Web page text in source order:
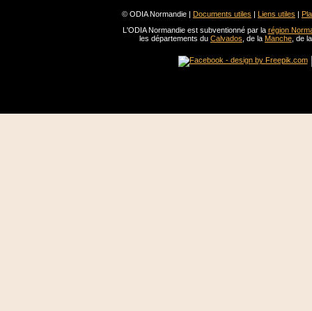
© ODIA Normandie | Documents utiles Liens utiles
L'ODIA Normandie est subventionné par la région
les départements du Calvados , de la Manche , de